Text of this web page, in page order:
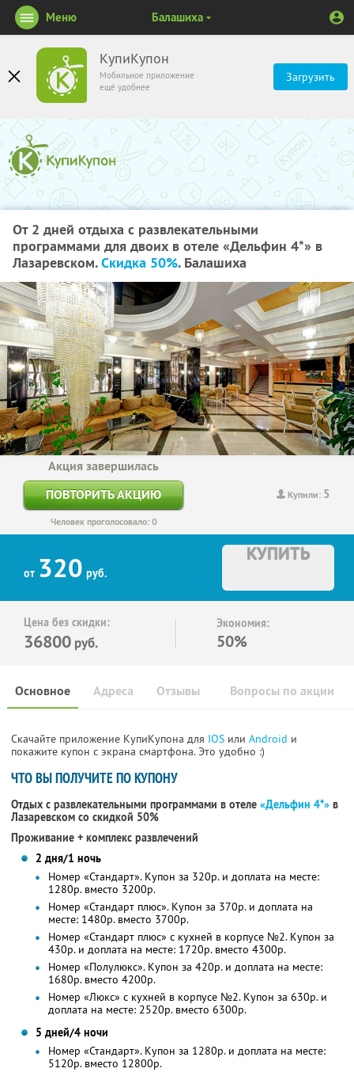
КупиКупон
Мобильное приложение
ещё удобнее
Загрузить
Меню Балашиха
От 2 дней отдыха с развлекательными
программами для двоих в отеле «Дельфин 4*» в
Лазаревском.Скидка 50%. Балашиха
Купили: 5
Акция завершилась
ПОВТОРИТЬ АКЦИЮ
Человек проголосовало: 0
от 320 руб.
КУПИТЬ
Цена без скидки:
36800 руб.
Экономия:
50%
Основное Отзывы Вопросы по акции
Адреса
Скачайте приложение КупиКупона для IOS или Android и
покажите купон с экрана смартфона. Это удобно :)
ЧТО ВЫ ПОЛУЧИТЕ ПО КУПОНУ
Отдых с развлекательными программами в отеле «Дельфин 4*» в
Лазаревском со скидкой 50%
Проживание + комплекс развлечений
2 дня/1 ночь
Номер «Стандарт». Купон за 320р. и доплата на месте:
1280р. вместо 3200р.
Номер «Стандарт плюс». Купон за 370р. и доплата на
месте: 1480р. вместо 3700р.
Номер «Стандарт плюс» с кухней в корпусе №2. Купон за
430р. и доплата на месте: 1720р. вместо 4300р.
Номер «Полулюкс». Купон за 420р. и доплата на месте:
1680р. вместо 4200р.
Номер «Люкс» с кухней в корпусе №2. Купон за 630р. и
доплата на месте: 2520р. вместо 6300р.
5 дней/4 ночи
Номер «Стандарт». Купон за 1280р. и доплата на месте:
5120р. вместо 12800р.